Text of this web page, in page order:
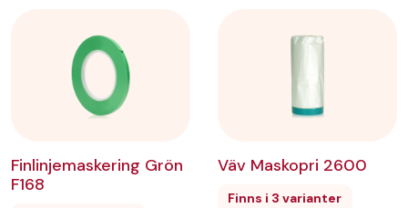
Finlinjemaskering Grön
F168
Väv Maskopri 2600
Finns i 3 varianter